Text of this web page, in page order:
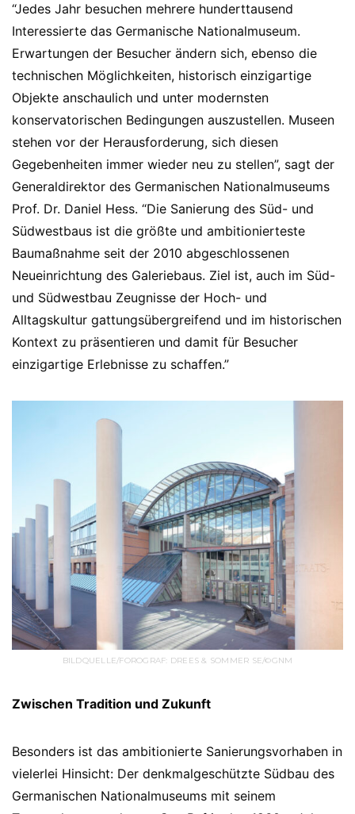
“Jedes Jahr besuchen mehrere hunderttausend
Interessierte das Germanische Nationalmuseum.
Erwartungen der Besucher ändern sich, ebenso die
technischen Möglichkeiten, historisch einzigartige
Objekte anschaulich und unter modernsten
konservatorischen Bedingungen auszustellen. Museen
stehen vor der Herausforderung, sich diesen
Gegebenheiten immer wieder neu zu stellen”, sagt der
Generaldirektor des Germanischen Nationalmuseums
Prof. Dr. Daniel Hess. “Die Sanierung des Süd- und
Südwestbaus ist die größte und ambitionierteste
Baumaßnahme seit der 2010 abgeschlossenen
Neueinrichtung des Galeriebaus. Ziel ist, auch im Süd-
und Südwestbau Zeugnisse der Hoch- und
Alltagskultur gattungsübergreifend und im historischen
Kontext zu präsentieren und damit für Besucher
einzigartige Erlebnisse zu schaffen.”
BILDQUELLE/FOROGRAF: DREES & SOMMER SE/©GNM
Zwischen Tradition und Zukunft
Besonders ist das ambitionierte Sanierungsvorhaben in
vielerlei Hinsicht: Der denkmalgeschützte Südbau des
Germanischen Nationalmuseums mit seinem